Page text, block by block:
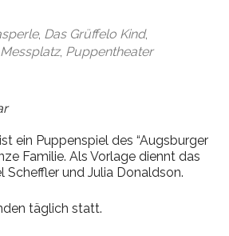
, Das Grüffelo Kind,
Messplatz, Puppentheater
ein Puppenspiel des “Augsburger
Familie. Als Vorlage diennt das
Scheffler und Julia Donaldson.
täglich statt.